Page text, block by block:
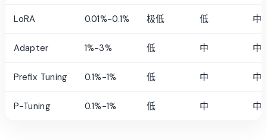
LoRA 0.01%-0.1% 极低 低 中
Adapter 1%-3% 低 中 中
Prefix Tuning 0.1%-1% 低 中 中
P-Tuning 0.1%-1% 低 中 中